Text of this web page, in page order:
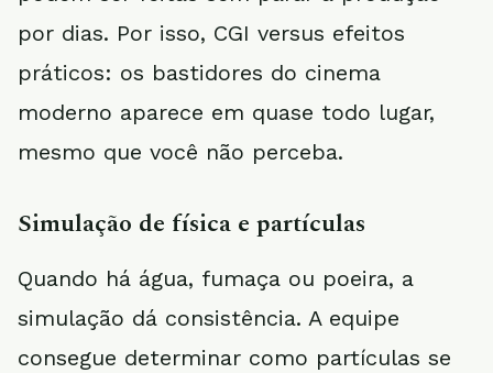
por dias. Por isso, CGI versus efeitos
práticos: os bastidores do cinema
moderno aparece em quase todo lugar,
mesmo que você não perceba.
Simulação de física e partículas
Quando há água, fumaça ou poeira, a
simulação dá consistência. A equipe
consegue determinar como partículas se